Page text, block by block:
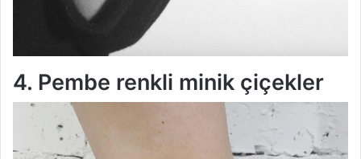
4. Pembe renkli minik çiçekler